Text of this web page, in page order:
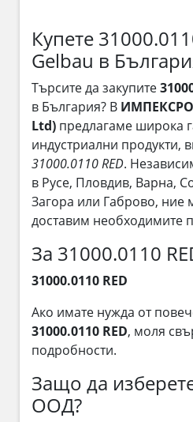
Купете
Gelbau в
Търсите да закупите
в България? В
Ltd) предлагаме широка
индустриални продукти,
31000.0110 RED.
в Русе, Пловдив, Варна,
Загора или Габрово, ние
доставим необходимите
За 31000.0110
31000.0110 RED
Ако имате нужда от
31000.0110 RED, моля
подробности.
Защо да
ООД?